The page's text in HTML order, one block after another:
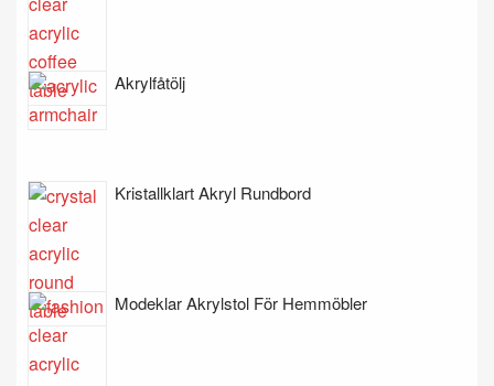
Akrylfåtölj
Kristallklart Akryl Rundbord
Modeklar Akrylstol För Hemmöbler